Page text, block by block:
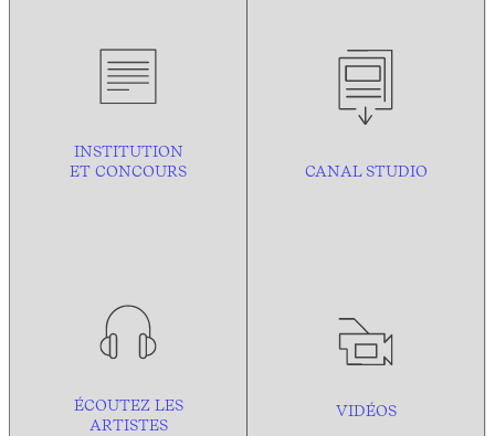
INSTITUTION
ET CONCOURS
CANAL STUDIO
ÉCOUTEZ LES
ARTISTES
VIDÉOS